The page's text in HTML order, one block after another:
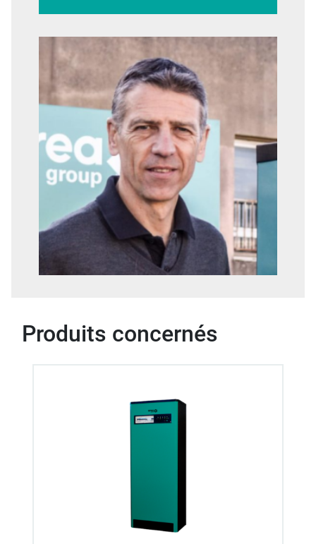
Produits concernés